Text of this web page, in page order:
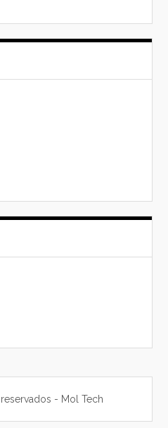
- Mol Tech